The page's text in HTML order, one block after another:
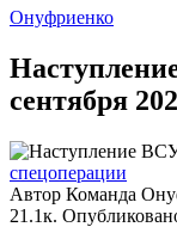
Онуфриенко
сентября
спецоперации
Автор Команда
21.1к.